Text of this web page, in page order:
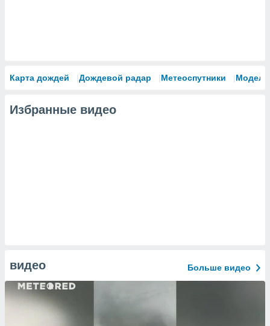
Карта дождей Дождевой радар Метеоспутники Модели
Избранные видео
видео Больше видео